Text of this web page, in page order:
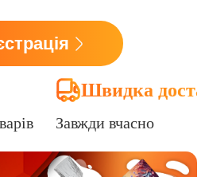
Швидка
Завжди вчасно